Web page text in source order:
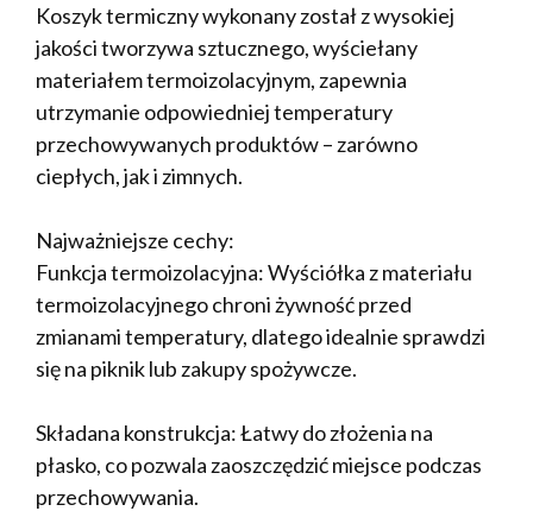
Koszyk termiczny wykonany został z wysokiej
jakości tworzywa sztucznego, wyściełany
materiałem termoizolacyjnym, zapewnia
utrzymanie odpowiedniej temperatury
przechowywanych produktów – zarówno
ciepłych, jak i zimnych.
Najważniejsze cechy:
Funkcja termoizolacyjna: Wyściółka z materiału
termoizolacyjnego chroni żywność przed
zmianami temperatury, dlatego idealnie sprawdzi
się na piknik lub zakupy spożywcze.
Składana konstrukcja: Łatwy do złożenia na
płasko, co pozwala zaoszczędzić miejsce podczas
przechowywania.